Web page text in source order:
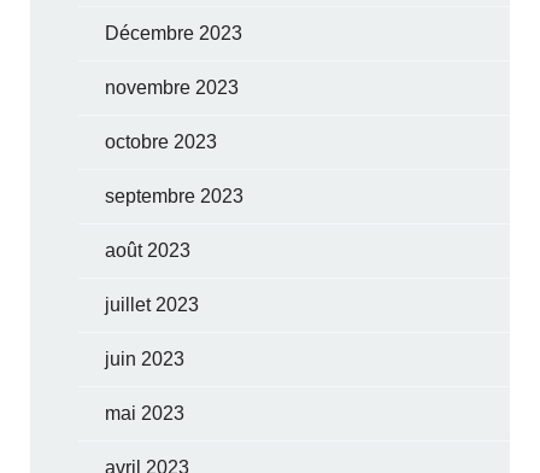
Décembre 2023
novembre 2023
octobre 2023
septembre 2023
août 2023
juillet 2023
juin 2023
mai 2023
avril 2023